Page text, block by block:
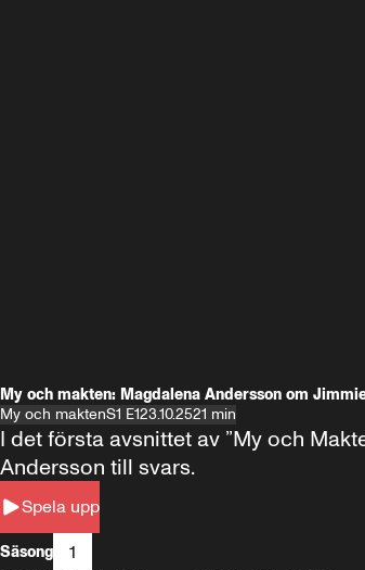
My och makten: Magdalena Andersson om
My och maktenS1 E123.10.2521 min
Spela upp
I det första avsnittet av ”My och
Andersson till svars.
Säsong 1